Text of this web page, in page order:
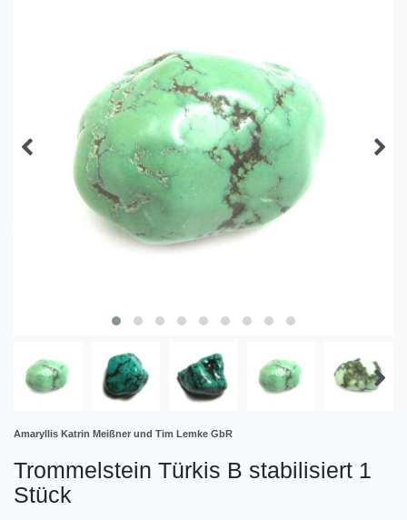
Amaryllis Katrin Meißner und Tim Lemke GbR
Trommelstein Türkis B stabilisiert 1
Stück